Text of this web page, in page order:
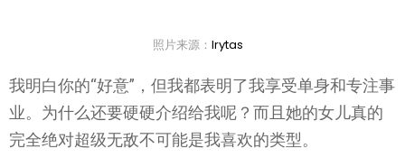
照片来源： lrytas
我明白你的“好意”，但我都表明了我享受单身和专注事
业。为什么还要硬硬介绍给我呢？而且她的女儿真的
完全绝对超级无敌不可能是我喜欢的类型。